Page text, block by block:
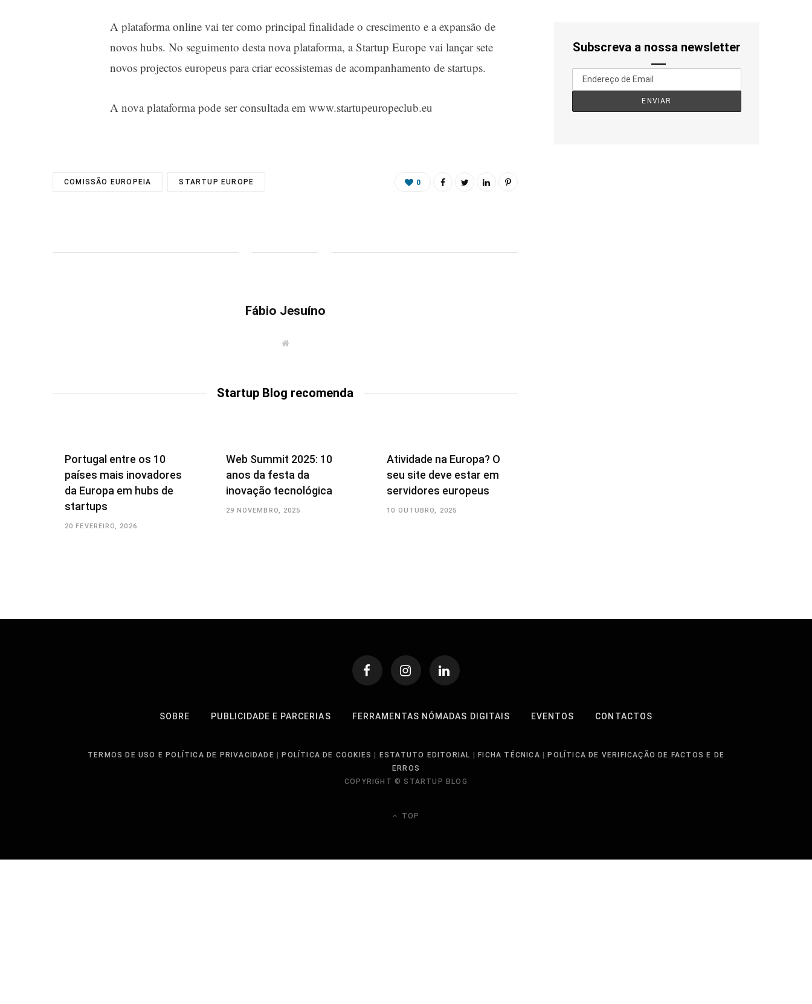
A plataforma online vai ter como principal finalidade o crescimento e a expansão de
novos hubs. No seguimento desta nova plataforma, aStartup Europevai lançar sete
novos projectos europeus para criar ecossistemas de acompanhamento de startups.
A nova plataforma pode ser consultada em www.startupeuropeclub.eu
COMISSÃO EUROPEIA STARTUP EUROPE 0
Fábio Jesuíno
W
e
Startup Blog recomenda
Portugal entre os 10
países mais inovadores
da Europa em hubs de
startups
20 FEVEREIRO, 2026
Web Summit 2025: 10
anos da festa da
inovação tecnológica
29 NOVEMBRO, 2025
Atividade na Europa? O
seu site deve estar em
servidores europeus
10 OUTUBRO, 2025
Subscreva a nossa newsletter
SOBRE PUBLICIDADE E PARCERIAS FERRAMENTAS NÓMADAS DIGITAIS EVENTOS CONTACTOS
TERMOS DE USO E POLÍTICA DE PRIVACIDADE |POLÍTICA DE COOKIES | ESTATUTO EDITORIAL |FICHA TÉCNICA |POLÍTICA DE VERIFICAÇÃO DE FACTOS E DE
ERROS
COPYRIGHT © STARTUP BLOG
TOP